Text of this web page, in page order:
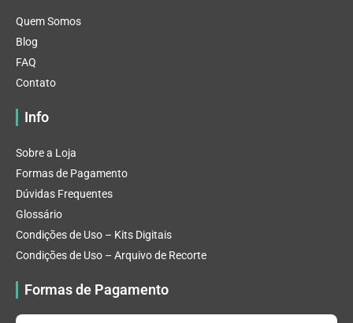
Quem Somos
Blog
FAQ
Contato
Info
Sobre a Loja
Formas de Pagamento
Dúvidas Frequentes
Glossário
Condições de Uso – Kits Digitais
Condições de Uso – Arquivo de Recorte
Formas de Pagamento